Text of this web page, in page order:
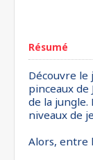
Résumé
Découvre le
pinceaux de
de la jungle.
niveaux de
Alors, entre